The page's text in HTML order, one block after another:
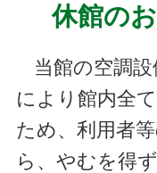
休館の
当館の空調
により館内全
ため、利用者
ら、やむを得